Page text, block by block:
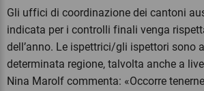
Gli uffici di coordinazione dei cantoni
indicata per i controlli finali venga
dell’anno. Le ispettrici/gli ispettori sono
determinata regione, talvolta anche a
Nina Marolf commenta: «Occorre